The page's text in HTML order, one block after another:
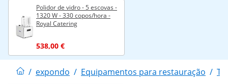
Polidor de vidro - 5 escovas -
1320 W - 330 copos/hora -
Royal Catering
538,00 €
/ expondo / Equipamentos para restauração /